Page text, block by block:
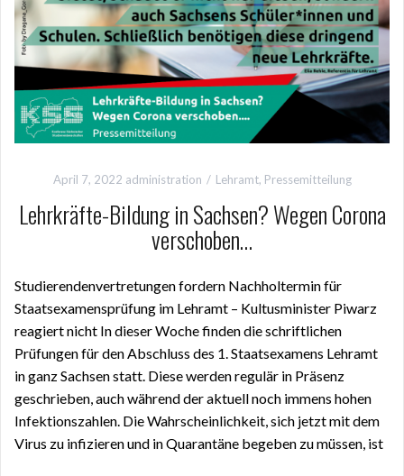
April 7, 2022 administration Lehramt, Pressemitteilung
Lehrkräfte-Bildung in Sachsen? Wegen Corona
verschoben…
Studierendenvertretungen fordern Nachholtermin für
Staatsexamensprüfung im Lehramt – Kultusminister Piwarz
reagiert nicht In dieser Woche finden die schriftlichen
Prüfungen für den Abschluss des 1. Staatsexamens Lehramt
in ganz Sachsen statt. Diese werden regulär in Präsenz
geschrieben, auch während der aktuell noch immens hohen
Infektionszahlen. Die Wahrscheinlichkeit, sich jetzt mit dem
Virus zu infizieren und in Quarantäne begeben zu müssen, ist